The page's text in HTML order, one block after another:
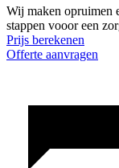
Wij maken opruimen
stappen vooor een
Prijs berekenen
Offerte aanvragen